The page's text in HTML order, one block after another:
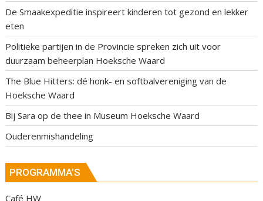
De Smaakexpeditie inspireert kinderen tot gezond en lekker
eten
Politieke partijen in de Provincie spreken zich uit voor
duurzaam beheerplan Hoeksche Waard
The Blue Hitters: dé honk- en softbalvereniging van de
Hoeksche Waard
Bij Sara op de thee in Museum Hoeksche Waard
Ouderenmishandeling
PROGRAMMA’S
Café HW